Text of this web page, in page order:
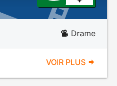
Drame
VOIR PLUS